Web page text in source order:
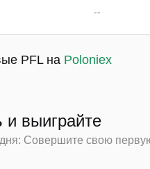
--
PFL на Poloniex
и выиграйте
Совершите свою